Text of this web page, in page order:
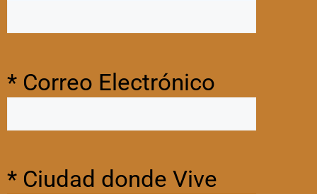
* Correo Electrónico
* Ciudad donde Vive